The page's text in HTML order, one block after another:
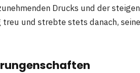
Drucks und der
und strebte stets danach,